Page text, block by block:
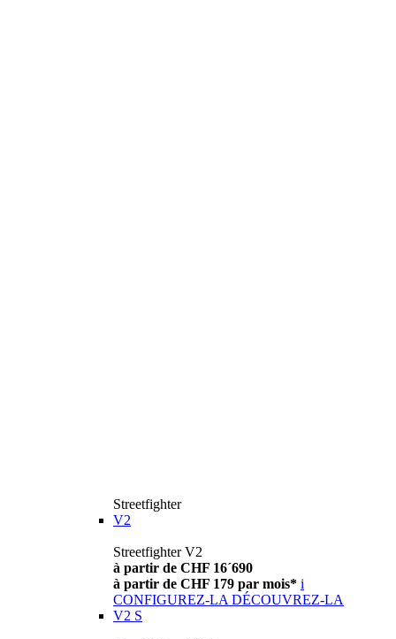
Streetfighter
V2
Streetfighter V2
à partir de CHF 16´690
à partir de CHF 179 par mois* i
CONFIGUREZ-LA DÉCOUVREZ-LA
V2 S